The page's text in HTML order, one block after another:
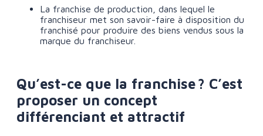
La franchise de production, dans lequel le
franchiseur met son savoir-faire à disposition du
franchisé pour produire des biens vendus sous la
marque du franchiseur.
Qu’est-ce que la franchise ? C’est
proposer un concept
différenciant et attractif